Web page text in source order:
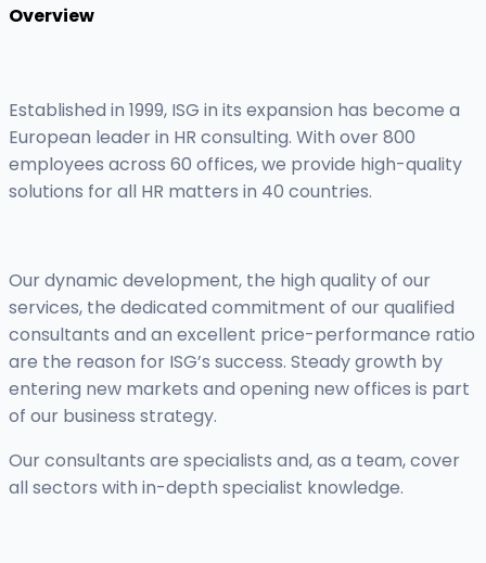
Overview
Established in 1999, ISG in its expansion has become a
European leader in HR consulting. With over 800
employees across 60 offices, we provide high-quality
solutions for all HR matters in 40 countries.
Our dynamic development, the high quality of our
services, the dedicated commitment of our qualified
consultants and an excellent price-performance ratio
are the reason for ISG’s success. Steady growth by
entering new markets and opening new offices is part
of our business strategy.
Our consultants are specialists and, as a team, cover
all sectors with in-depth specialist knowledge.